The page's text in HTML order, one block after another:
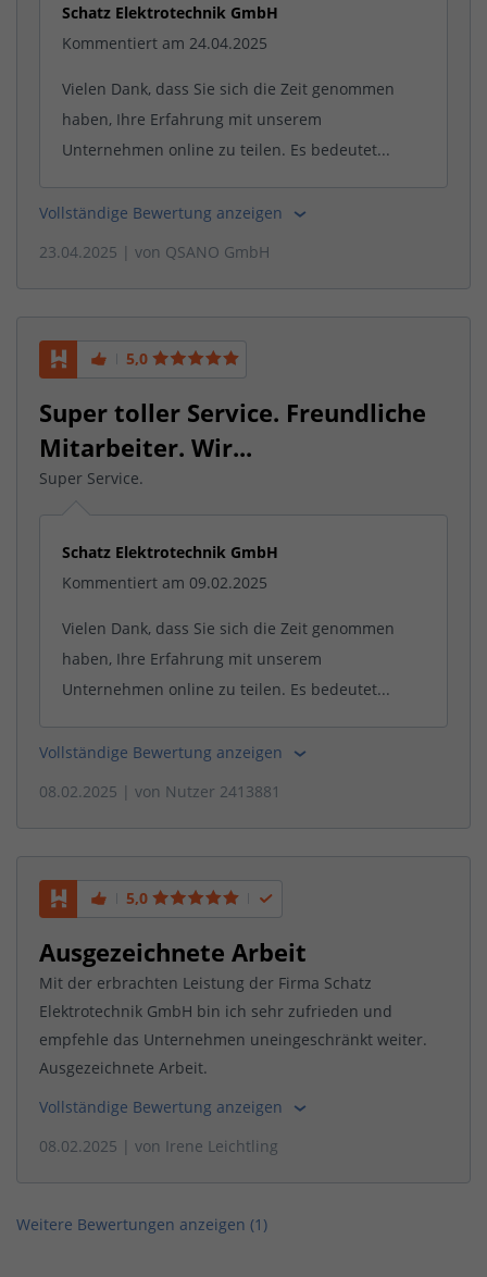
Schatz Elektrotechnik GmbH
Kommentiert am 24.04.2025
Vielen Dank, dass Sie sich die Zeit genommen
haben, Ihre Erfahrung mit unserem
Unternehmen online zu teilen. Es bedeutet...
Vollständige Bewertung anzeigen
23.04.2025 | von QSANO GmbH
5,0
Super toller Service. Freundliche
Mitarbeiter. Wir...
Super Service.
Schatz Elektrotechnik GmbH
Kommentiert am 09.02.2025
Vielen Dank, dass Sie sich die Zeit genommen
haben, Ihre Erfahrung mit unserem
Unternehmen online zu teilen. Es bedeutet...
Vollständige Bewertung anzeigen
08.02.2025 | von Nutzer 2413881
5,0
Ausgezeichnete Arbeit
Mit der erbrachten Leistung der Firma Schatz
Elektrotechnik GmbH bin ich sehr zufrieden und
empfehle das Unternehmen uneingeschränkt weiter.
Ausgezeichnete Arbeit.
Vollständige Bewertung anzeigen
08.02.2025 | von Irene Leichtling
Weitere Bewertungen anzeigen (1 )